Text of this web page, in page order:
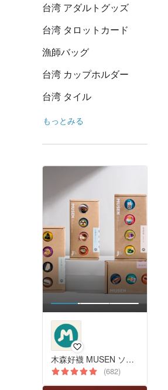
台湾 アダルトグッズ
台湾 タロットカード
漁師バッグ
台湾 カップホルダー
台湾 タイル
もっとみる
木森好襪 MUSEN ソックス
(682)